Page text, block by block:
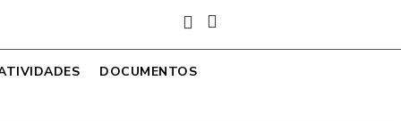
 
DOCUMENTOS